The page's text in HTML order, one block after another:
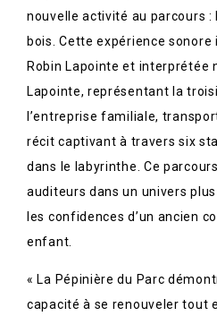
nouvelle activité au parcours :
bois. Cette expérience
Robin Lapointe et interprétée
Lapointe, représentant la
l’entreprise familiale,
récit captivant à travers six
dans le labyrinthe. Ce
auditeurs dans un univers
les confidences d’un ancien
enfant.
« La Pépinière du Parc
capacité à se renouveler tout